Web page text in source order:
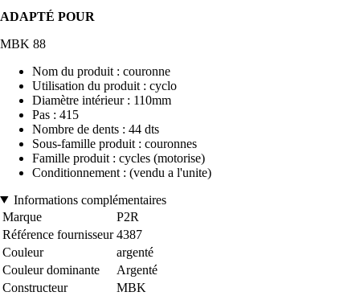
ADAPTÉ POUR
MBK 88
Nom du produit : couronne
Utilisation du produit : cyclo
Diamètre intérieur : 110mm
Pas : 415
Nombre de dents : 44 dts
Sous-famille produit : couronnes
Famille produit : cycles (motorise)
Conditionnement : (vendu a l'unite)
Informations complémentaires
Marque
P2R
Référence fournisseur 4387
Couleur
argenté
Couleur dominante
Argenté
Constructeur
MBK